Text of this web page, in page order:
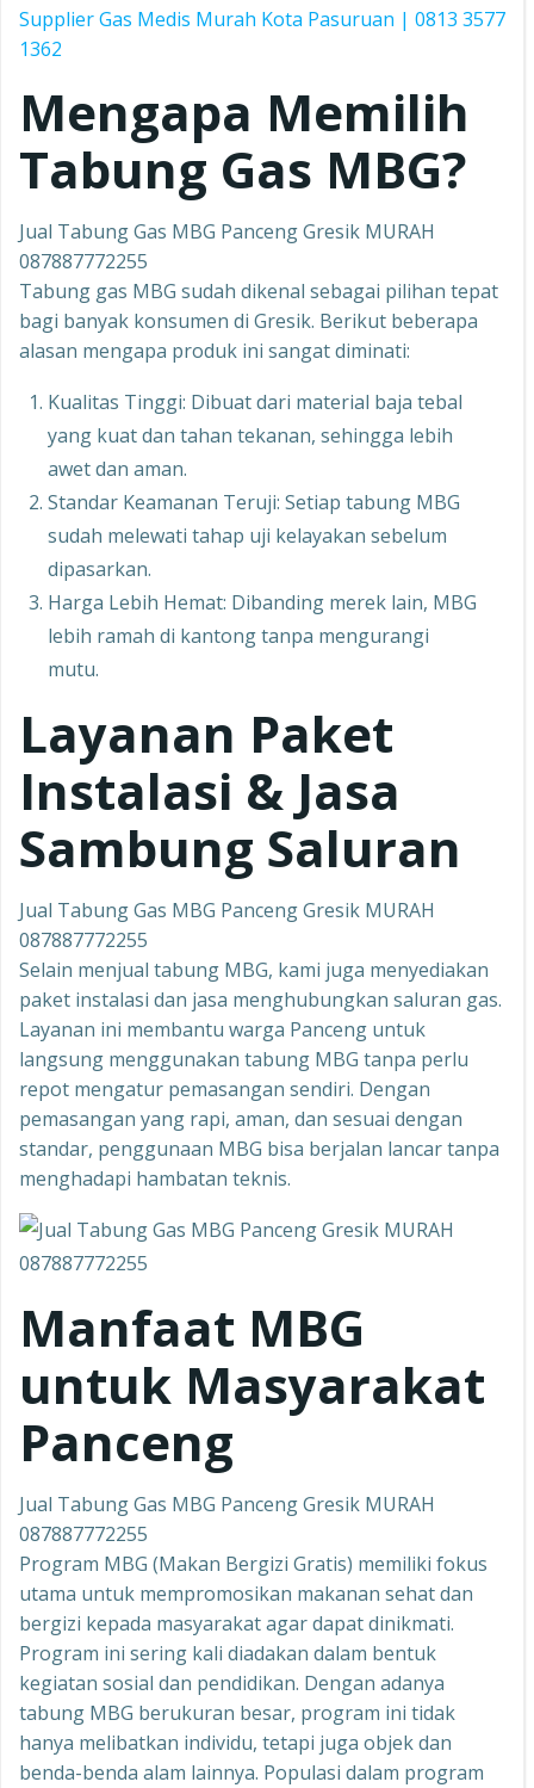
Supplier Gas Medis Murah Kota Pasuruan | 0813 3577
1362
Mengapa Memilih
Tabung Gas MBG?
Jual Tabung Gas MBG Panceng Gresik MURAH
087887772255
Tabung gas MBG sudah dikenal sebagai pilihan tepat
bagi banyak konsumen di Gresik. Berikut beberapa
alasan mengapa produk ini sangat diminati:
Kualitas Tinggi: Dibuat dari material baja tebal
yang kuat dan tahan tekanan, sehingga lebih
awet dan aman.
Standar Keamanan Teruji: Setiap tabung MBG
sudah melewati tahap uji kelayakan sebelum
dipasarkan.
Harga Lebih Hemat: Dibanding merek lain, MBG
lebih ramah di kantong tanpa mengurangi
mutu.
Layanan Paket
Instalasi & Jasa
Sambung Saluran
Jual Tabung Gas MBG Panceng Gresik MURAH
087887772255
Selain menjual tabung MBG, kami juga menyediakan
paket instalasi dan jasa menghubungkan saluran gas.
Layanan ini membantu warga Panceng untuk
langsung menggunakan tabung MBG tanpa perlu
repot mengatur pemasangan sendiri. Dengan
pemasangan yang rapi, aman, dan sesuai dengan
standar, penggunaan MBG bisa berjalan lancar tanpa
menghadapi hambatan teknis.
Manfaat MBG
untuk Masyarakat
Panceng
Jual Tabung Gas MBG Panceng Gresik MURAH
087887772255
Program MBG (Makan Bergizi Gratis) memiliki fokus
utama untuk mempromosikan makanan sehat dan
bergizi kepada masyarakat agar dapat dinikmati.
Program ini sering kali diadakan dalam bentuk
kegiatan sosial dan pendidikan. Dengan adanya
tabung MBG berukuran besar, program ini tidak
hanya melibatkan individu, tetapi juga objek dan
benda-benda alam lainnya. Populasi dalam program